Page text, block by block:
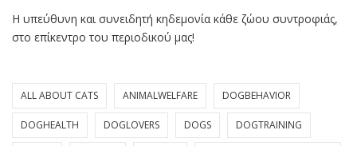
Η υπεύθυνη και συνειδητή κηδεμονία κάθε ζώου συντροφιάς,
στο επίκεντρο του περιοδικού μας!
ALL ABOUT CATS ANIMALWELFARE DOGBEHAVIOR
DOGHEALTH DOGLOVERS DOGS DOGTRAINING